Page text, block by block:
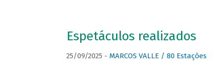
Espetáculos realizados
25/09/2025 - MARCOS VALLE / 80 Estações